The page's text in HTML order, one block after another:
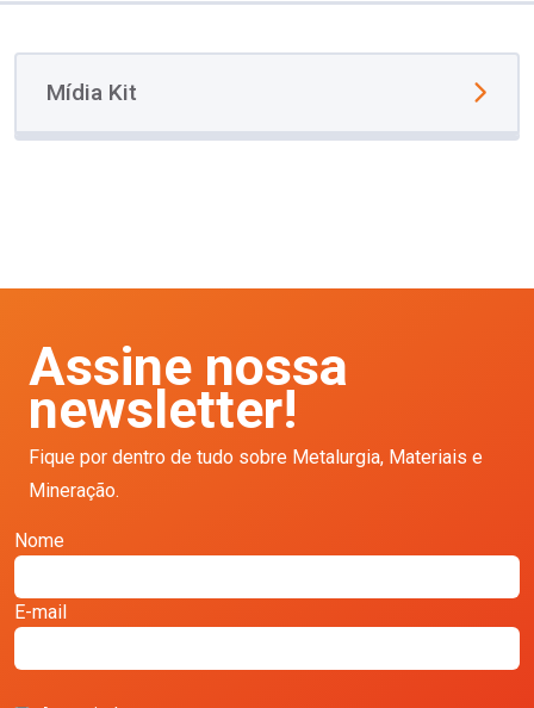
Mídia Kit
Assine nossa
newsletter!
Fique por dentro de tudo sobre Metalurgia, Materiais e
Mineração.
Nome
E-mail